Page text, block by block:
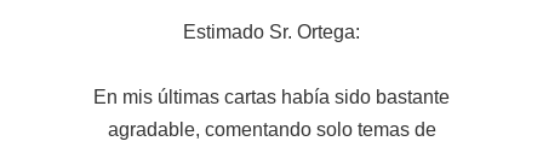
Estimado Sr. Ortega:
En mis últimas cartas había sido bastante
agradable, comentando solo temas de